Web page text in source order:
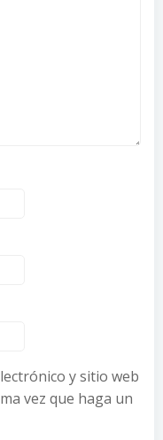
y sitio web
vez que haga un